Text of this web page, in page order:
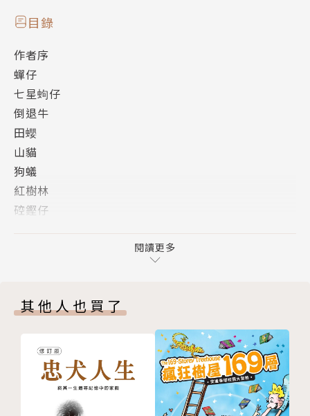
灣的自然生態躍然紙上。
音樂：
鍾尚軒作曲，琅琅上口的旋律與豐富的編曲，能引發小
朋友的興趣，歡唱的同時，記住台灣的生態之美。
繪畫：
依各首童謠主題，由莊棨州以精緻生動的插畫，精準掌
握生態特性，呈現台灣原生動植物主角的生態樣貌。
知識：
植物，相關的生態知識，幫助家長在親子共讀時能提供
作者簡介
文字・影像／周俊廷 Chiu Chùn-têng
獨立影像工作者、台語生態chhōa路蟲。中興大學昆蟲
學系學士、東華大學海洋生物研究所碩士。Chù-sim l
目錄
作者序
蟬仔
七星蚼仔
倒退牛
田蠳
山貓
狗蟻
紅樹林
硿鏗仔
閱讀更多
其他人也買了